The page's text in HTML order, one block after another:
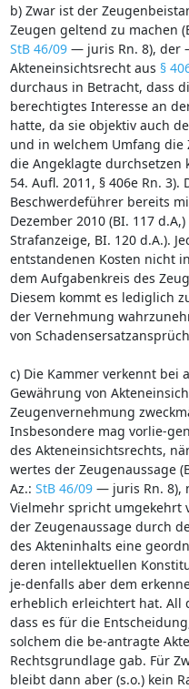
b) Zwar ist der
Zeugen geltend zu machen
StB 46/09— juris Rn. 8), der
Akteneinsichtsrecht aus §
durchaus in Betracht, dass
berechtigtes Interesse an
hatte, da sie objektiv auch
und in welchem Umfang die
die Angeklagte durchsetzen
54. Aufl. 2011, § 406e Rn.
Beschwerdeführer bereits
Dezember 2010 (BI. 117
Strafanzeige, BI. 120 d.A.).
entstandenen Kosten nicht
dem Aufgabenkreis des
Diesem kommt es lediglich
der Vernehmung
von
c) Die Kammer verkennt bei
Gewährung von
Zeugenvernehmung
Insbesondere mag vorlie-
des Akteneinsichtsrechts,
wertes der Zeugenaussage
Az.: StB 46/09— juris Rn. 8),
Vielmehr spricht umgekehrt
der Zeugenaussage durch
des Akteninhalts eine
deren intellektuellen
je-denfalls aber dem
erheblich erleichtert hat. All
dass es für die
solchem die be-antragte
Rechtsgrundlage gab. Für
bleibt dann aber (s.o.) kein